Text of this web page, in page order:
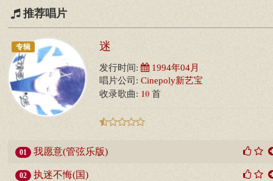
推荐唱片
专辑 迷
发行时间: 1994年04月
唱片公司: Cinepoly新艺宝
收录歌曲: 10 首
01 我愿意(管弦乐版)
02 执迷不悔(国)